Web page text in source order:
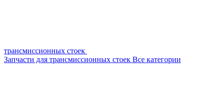
трансмиссионных стоек
Запчасти для трансмиссионных стоек Все категории